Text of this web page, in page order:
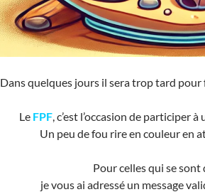
Dans quelques jours il sera trop tard pour
Le FPF, c’est l’occasion de participer
Un peu de fou rire en couleur en
Pour celles qui se sont
je vous ai adressé un message